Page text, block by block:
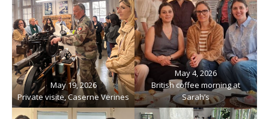
May 19, 2026
Private visite, Caserne Verines
May 4, 2026
British coffee morning at
Sarah’s